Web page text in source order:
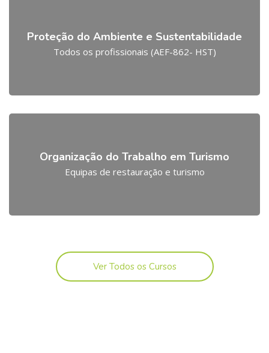
Proteção do Ambiente e Sustentabilidade
Todos os profissionais (AEF-862- HST)
Organização do Trabalho em Turismo
Equipas de restauração e turismo
Ver Todos os Cursos